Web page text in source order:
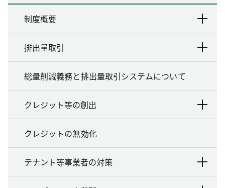
制度概要
排出量取引
総量削減義務と排出量取引システムについて
クレジット等の創出
クレジットの無効化
テナント等事業者の対策